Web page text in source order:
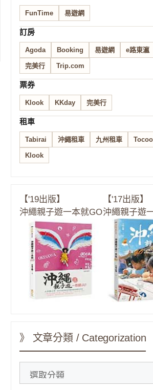
FunTime 易遊網
訂房
Agoda Booking 易遊網 e路東瀛
完美行 Trip.com
票券
Klook KKday 完美行
租車
Tabirai 沖繩租車 九州租車
Klook
【'19出版】
沖繩親子遊一本就GO
【'17出版】
沖繩親子遊
》 文章分類 / Categorization